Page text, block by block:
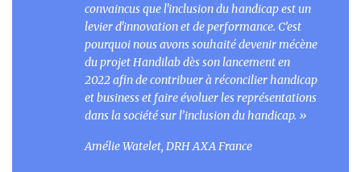
convaincus que l'inclusion du handicap est un
levier d'innovation et de performance. C’est
pourquoi nous avons souhaité devenir mécène
du projet Handilab dès son lancement en
2022 afin de contribuer à réconcilier handicap
et business et faire évoluer les représentations
dans la société sur l’inclusion du handicap. »
Amélie Watelet, DRH AXA France